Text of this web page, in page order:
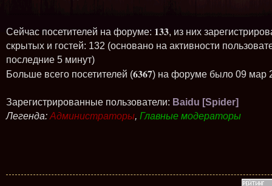
Сейчас посетителей на форуме: 133, из них
скрытых и гостей: 132 (основано на активности
последние 5 минут)
Больше всего посетителей (6367) на форуме было 09 мар
Зарегистрированные пользователи: Baidu [Spider]
Легенда: Администраторы, Главные модераторы